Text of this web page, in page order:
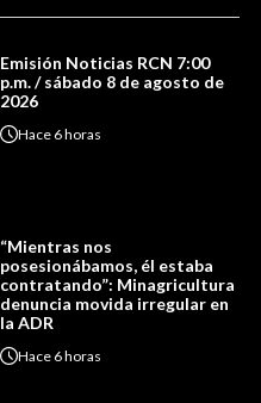
Emisión Noticias RCN 7:00
p.m. / sábado 8 de agosto de
2026
Hace 6 horas
“Mientras nos
posesionábamos, él estaba
contratando”: Minagricultura
denuncia movida irregular en
la ADR
Hace 6 horas